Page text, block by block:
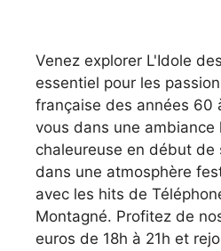
Venez explorer L'Idole
essentiel pour les
française des années 60
vous dans une ambiance
chaleureuse en début de
dans une atmosphère
avec les hits de
Montagné. Profitez de
euros de 18h à 21h et